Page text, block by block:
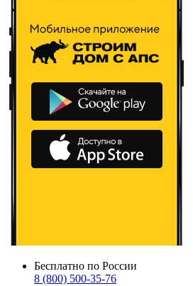
Бесплатно по России
8 (800) 500-35-76